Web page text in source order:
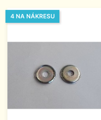
4 NA NÁKRESU